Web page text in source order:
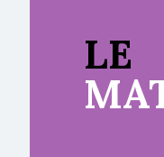
LE